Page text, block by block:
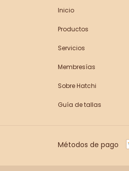
Inicio
Productos
Servicios
Membresías
Sobre Hatchi
Guía de tallas
Métodos de pago